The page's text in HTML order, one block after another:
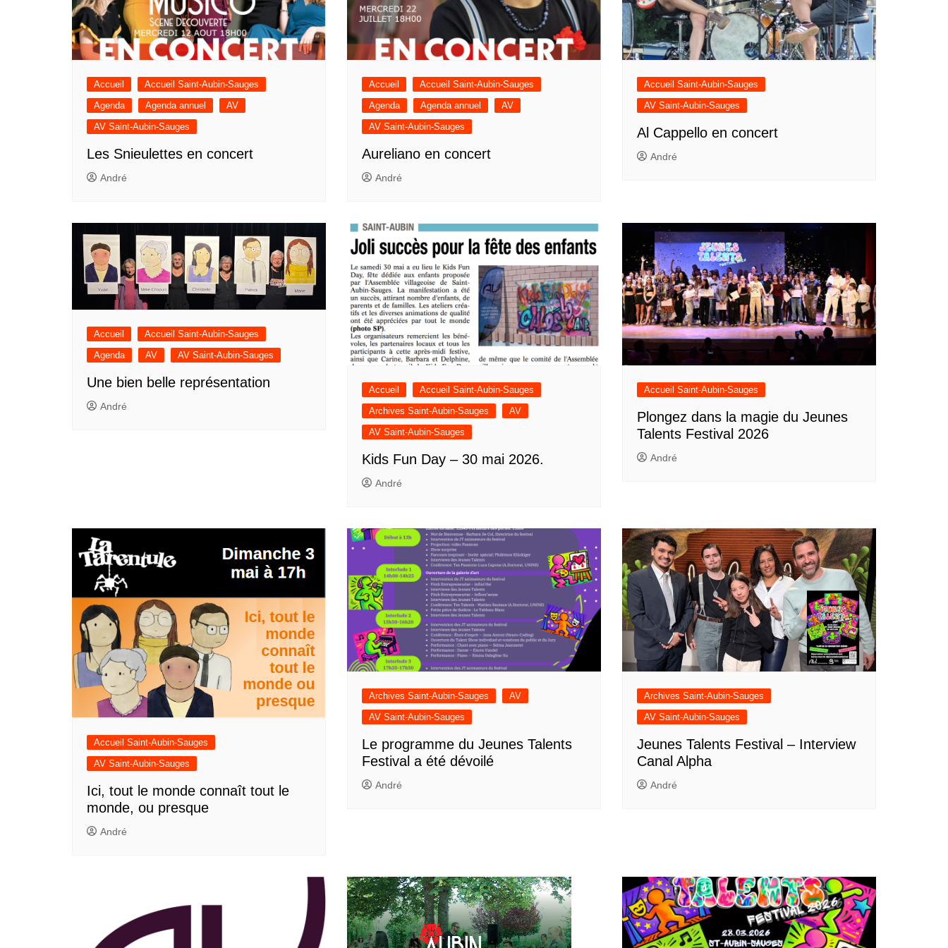
Accueil
Accueil Saint-Aubin-Sauges
Agenda
Agenda annuel
AV
AV Saint-Aubin-Sauges
Les Snieulettes en concert
André
Accueil
Accueil Saint-Aubin-Sauges
Agenda
Agenda annuel
AV
AV Saint-Aubin-Sauges
Aureliano en concert
André
Accueil Saint-Aubin-Sauges
AV Saint-Aubin-Sauges
Al Cappello en concert
André
Accueil
Accueil Saint-Aubin-Sauges
Agenda
AV AV Saint-Aubin-Sauges
Une bien belle représentation
André
Accueil
Accueil Saint-Aubin-Sauges
Archives Saint-Aubin-Sauges
AV
AV Saint-Aubin-Sauges
Kids Fun Day – 30 mai 2026.
André
Accueil Saint-Aubin-Sauges
Plongez dans la magie du Jeunes
Talents Festival 2026
André
Accueil Saint-Aubin-Sauges
AV Saint-Aubin-Sauges
Ici, tout le monde connaît tout le
monde, ou presque
André
Archives Saint-Aubin-Sauges
AV
AV Saint-Aubin-Sauges
Le programme du Jeunes Talents
Festival a été dévoilé
André
Archives Saint-Aubin-Sauges
AV Saint-Aubin-Sauges
Jeunes Talents Festival – Interview
Canal Alpha
André